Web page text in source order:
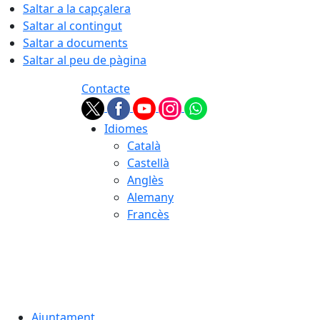
Saltar a la capçalera
Saltar al contingut
Saltar a documents
Saltar al peu de pàgina
Contacte
Idiomes
Català
Castellà
Anglès
Alemany
Francès